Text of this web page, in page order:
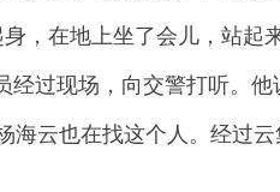
在地上坐了会儿，站起来
过现场，向交警打听。他
云也在找这个人。经过云